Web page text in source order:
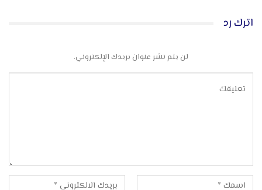
اترك رد
لن يتم نشر عنوان بريدك الإلكتروني.